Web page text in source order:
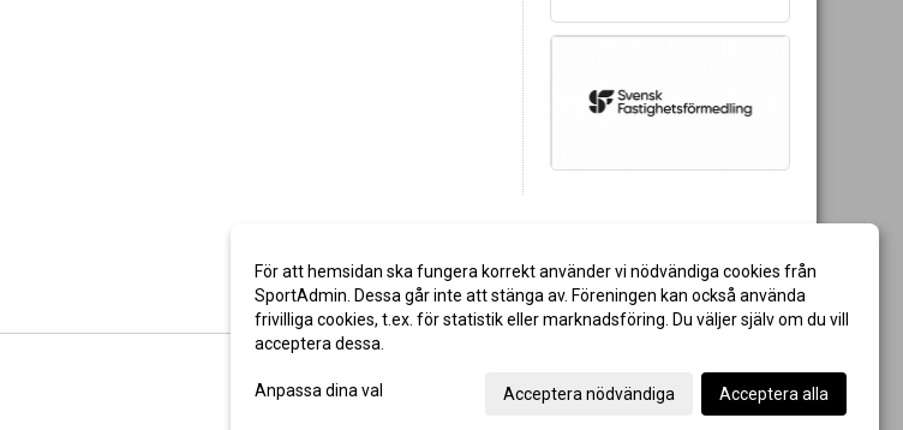
För att hemsidan ska fungera korrekt använder vi nödvändiga cookies från
SportAdmin. Dessa går inte att stänga av. Föreningen kan också använda
frivilliga cookies, t.ex. för statistik eller marknadsföring. Du väljer själv om du vill
acceptera dessa.
Anpassa dina val Acceptera nödvändiga Acceptera alla